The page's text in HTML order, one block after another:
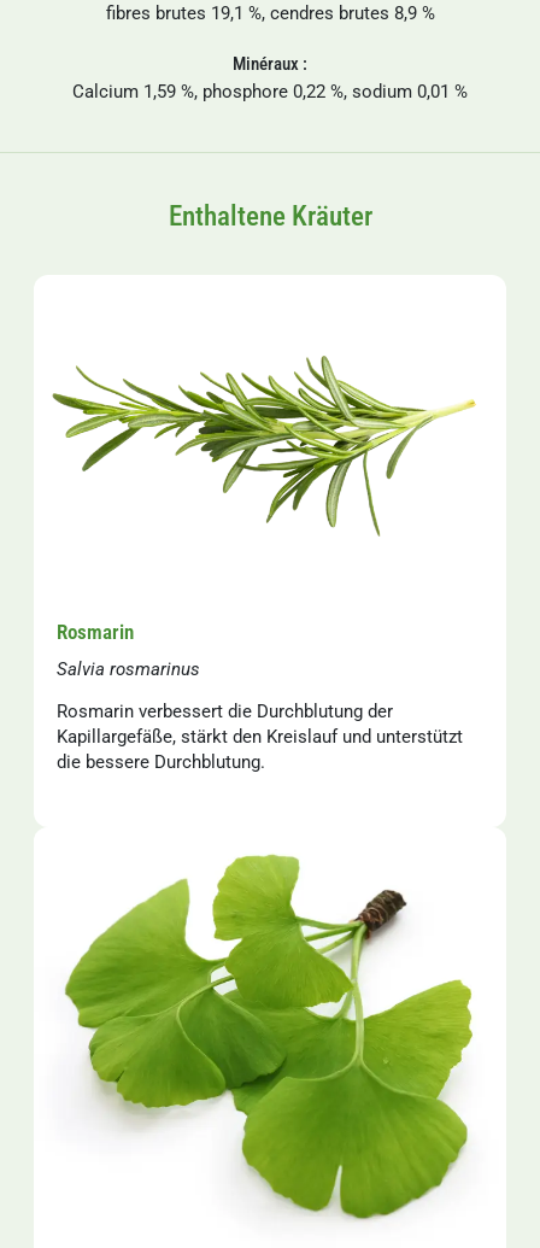
fibres brutes 19,1 %, cendres brutes 8,9 %
Minéraux :
Calcium 1,59 %, phosphore 0,22 %, sodium 0,01 %
Enthaltene Kräuter
Rosmarin
Salvia rosmarinus
Rosmarin verbessert die Durchblutung der
Kapillargefäße, stärkt den Kreislauf und unterstützt
die bessere Durchblutung.